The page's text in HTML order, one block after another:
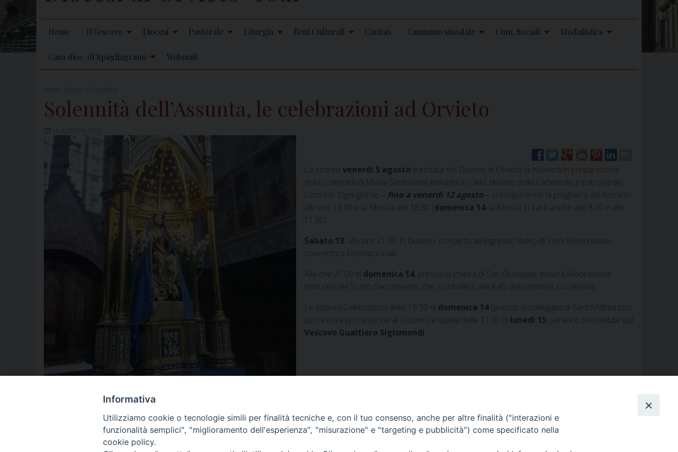
Home Il Vescovo Diocesi Pastorale Liturgia Beni Culturali Caritas Cammino sinodale Com. Sociali Modulistica
Casa dioc. di Spagliagrano Webmail
NEWS SENZA CATEGORIA
Solennità dell’Assunta, le celebrazioni ad Orvieto
11 AGOSTO 2022
La scorso venerdì 5 agosto è iniziata nel Duomo di Orvieto la Novena in preparazione
della solennità di Maria Santissima Assunta in Cielo, titolare della Cattedrale e patrona del
Comune. Ogni giorno –
fino a venerdì 12 agosto – si svolgeranno la preghiera del Rosario
alle ore 18.00 e la Messa alle 18.30 ( domenica 14, la Messa ci sarà anche alle 9.00 e alle
11.30).
Sabato 13 , alle ore 21.30, in Duomo, concerto ad ingresso libero di Eleni Keventsidou,
concertista internazionale.
Alle ore 21.00 di domenica 14, presso la chiesa di San Giuseppe, inizierà l’Adorazione
notturna del Ss.mo Sacramento, che si chiuderà alle 8.45 della mattina successiva.
Le solenni Celebrazioni delle 18.30 di domenica 14(presso la collegiata di Sant’Andrea con
successiva processione al Duomo) e quella delle 11.30 di lunedì 15 , saranno presiedute dal
Vescovo Gualtiero Sigismondi
Informativa
Utilizziamo cookie o tecnologie simili per finalità tecniche e, con il tuo consenso, anche per altre finalità ("interazioni e
funzionalità semplici", "miglioramento dell'esperienza", "misurazione" e "targeting e pubblicità") come specificato nella
cookie policy.